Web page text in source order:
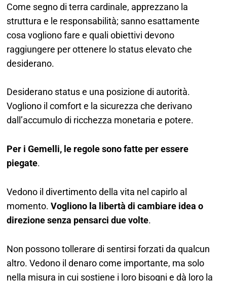
Come segno di terra cardinale, apprezzano la
struttura e le responsabilità; sanno esattamente
cosa vogliono fare e quali obiettivi devono
raggiungere per ottenere lo status elevato che
desiderano.
Desiderano status e una posizione di autorità.
Vogliono il comfort e la sicurezza che derivano
dall’accumulo di ricchezza monetaria e potere.
Per i Gemelli, le regole sono fatte per essere
piegate.
Vedono il divertimento della vita nel capirlo al
momento.Vogliono la libertà di cambiare idea o
direzione senza pensarci due volte.
Non possono tollerare di sentirsi forzati da qualcun
altro. Vedono il denaro come importante, ma solo
nella misura in cui sostiene i loro bisogni e dà loro la